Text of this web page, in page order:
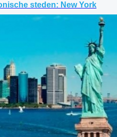
steden: New York